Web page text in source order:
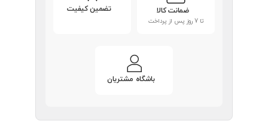
ضمانت کالا
تا 7 روز پس از پرداخت
تضمین کیفیت
باشگاه مشتریان